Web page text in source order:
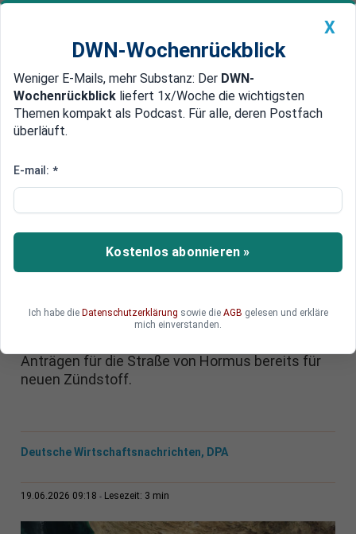
Newsticker MEIN DWN: Geldanlage Premium
Edelmetalle DWN-Magazin China
Wendepunkt am Golf: USA
Nach dem Rahmenabkommen mit Teheran
haben die USA ihre wochenlange Seeblockade
iranischer Häfen aufgehoben. Doch der geplante
Schweiz verzögert sich: Weder die US-Delegation
um JD Vance noch die iranische Seite reisten wie
Anträgen für die Straße von Hormus bereits für
neuen Zündstoff.
Deutsche Wirtschaftsnachrichten, DPA
19.06.2026 09:18 Lesezeit: 3 min
X
DWN-Wochenrückblick
Weniger E-Mails, mehr Substanz: Der DWN-
Wochenrückblick liefert 1x/Woche die wichtigsten
Themen kompakt als Podcast. Für alle, deren Postfach
überläuft.
E-mail: *
Kostenlos abonnieren »
Ich habe die Datenschutzerklärung sowie die AGB gelesen und erkläre
mich einverstanden.